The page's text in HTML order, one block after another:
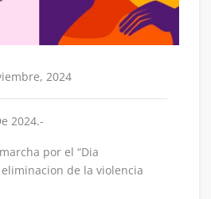
2024
2024.-
por el “Dia
de la violencia